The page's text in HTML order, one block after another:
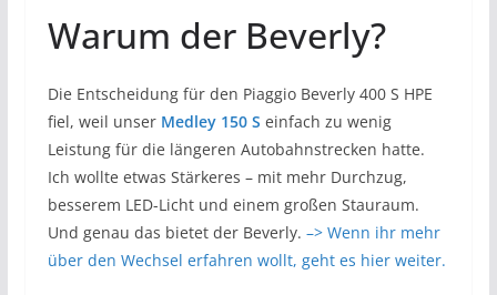
Warum der Beverly?
Die Entscheidung für den Piaggio Beverly 400 S HPE
fiel, weil unser Medley 150 S einfach zu wenig
Leistung für die längeren Autobahnstrecken hatte.
Ich wollte etwas Stärkeres – mit mehr Durchzug,
besserem LED-Licht und einem großen Stauraum.
Und genau das bietet der Beverly. –> Wenn ihr mehr
über den Wechsel erfahren wollt, geht es hier weiter.